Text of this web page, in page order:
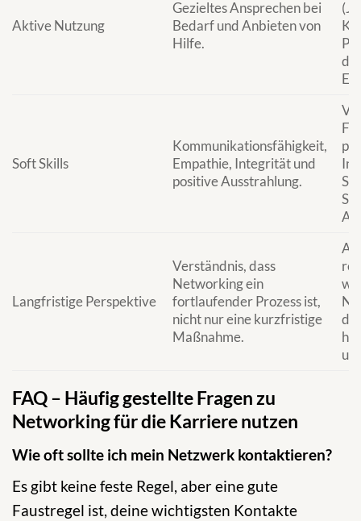
Aktive Nutzung
Gezieltes Ansprechen bei
Bedarf und Anbieten von
Hilfe.
Soft Skills
Kommunikationsfähigkeit,
Empathie, Integrität und
positive Ausstrahlung.
Langfristige Perspektive
Verständnis, dass
Networking ein
fortlaufender Prozess ist,
nicht nur eine kurzfristige
Maßnahme.
FAQ – Häufig gestellte Fragen zu
Networking für die Karriere nutzen
Wie oft sollte ich mein Netzwerk kontaktieren?
Es gibt keine feste Regel, aber eine gute
Faustregel ist, deine wichtigsten Kontakte